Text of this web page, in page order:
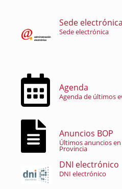
Sede electrónica
Sede electrónica
Agenda
Agenda de últimos
Anuncios BOP
Últimos anuncios
Provincia
DNI electrónico
DNI electrónico